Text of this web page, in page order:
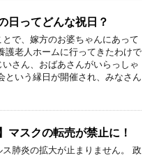
日ってどんな祝日？
で、嫁方のお婆ちゃんにあって
護老人ホームに行ってきたわけで
さん、おばあさんがいらっしゃ
という縁日が開催され、みなさん
マスクの転売が禁止に！
肺炎の拡大が止まりません。 政